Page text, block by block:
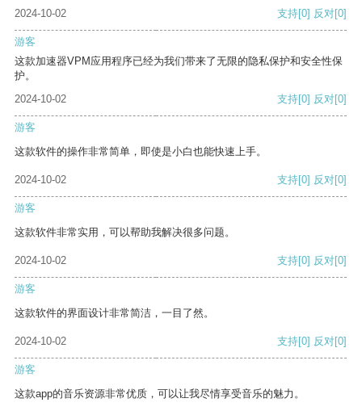
2024-10-02 支持[0] 反对[0]
游客
这款加速器VPM应用程序已经为我们带来了无限的隐私保护和安全性保
护。
2024-10-02
支持[0] 反对[0]
游客
这款软件的操作非常简单，即使是小白也能快速上手。
2024-10-02 支持[0] 反对[0]
游客
这款软件非常实用，可以帮助我解决很多问题。
2024-10-02 支持[0] 反对[0]
游客
这款软件的界面设计非常简洁，一目了然。
2024-10-02 支持[0] 反对[0]
游客
这款app的音乐资源非常优质，可以让我尽情享受音乐的魅力。